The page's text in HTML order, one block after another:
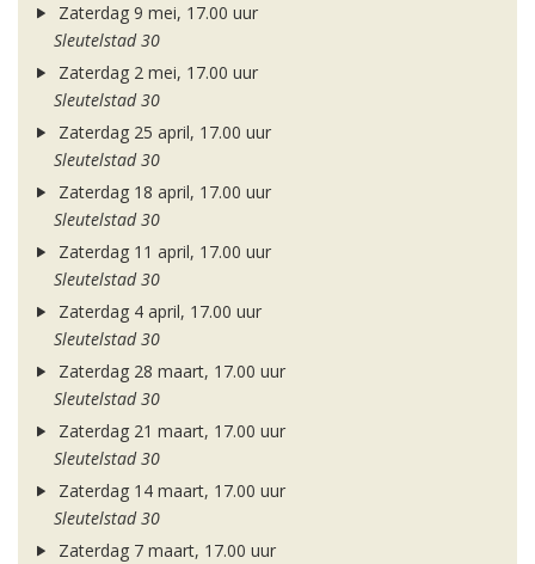
Zaterdag 9 mei, 17.00 uur
Sleutelstad 30
Zaterdag 2 mei, 17.00 uur
Sleutelstad 30
Zaterdag 25 april, 17.00 uur
Sleutelstad 30
Zaterdag 18 april, 17.00 uur
Sleutelstad 30
Zaterdag 11 april, 17.00 uur
Sleutelstad 30
Zaterdag 4 april, 17.00 uur
Sleutelstad 30
Zaterdag 28 maart, 17.00 uur
Sleutelstad 30
Zaterdag 21 maart, 17.00 uur
Sleutelstad 30
Zaterdag 14 maart, 17.00 uur
Sleutelstad 30
Zaterdag 7 maart, 17.00 uur